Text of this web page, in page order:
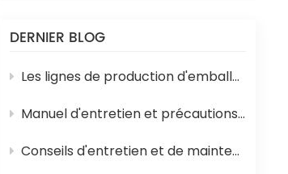
DERNIER BLOG
Les lignes de production d'emballages liquides en sachets sont sujettes à divers problèmes techniques en cours de fonctionnement.
Manuel d'entretien et précautions d'emploi de la machine de remplissage d'eau en bouteille 3 en 1
Conseils d'entretien et de maintenance pour les machines de remplissage de yaourts et de lait en pots